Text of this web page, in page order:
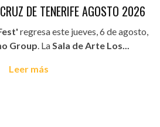
DE TENERIFE AGOSTO 2026
regresa este jueves, 6 de agosto,
Group. LaSala de Arte Los...
Leer más